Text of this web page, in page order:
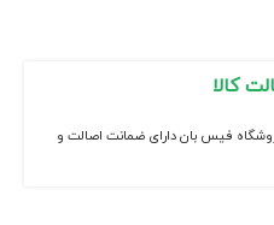
کالا
فیس بان دارای ضمانت اصالت و